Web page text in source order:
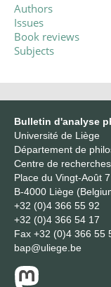
Authors
Issues
Book reviews
Subjects
Bulletin d'analyse
Université de Liège
Département de
Centre de
Place du Vingt-Août 7
B-4000 Liège
+32 (0)4 366 55 92
+32 (0)4 366 54 17
Fax +32 (0)4 366 55
bap@uliege.be